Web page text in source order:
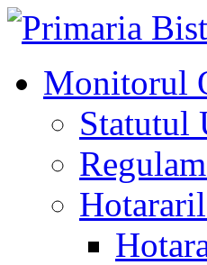
Monitorul
Statutul